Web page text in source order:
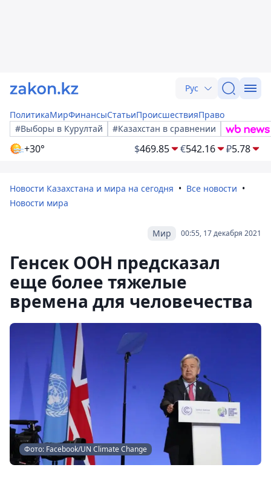
Рус
ПолитикаМирФинансыСтатьиПроисшествияПраво
#Выборы в Курултай
#Казахстан в сравнении
+30° $469.85 €542.16 ₽5.78
Новости Казахстана и мира на сегодня
Все новости
Новости мира
00:55, 17 декабря 2021
Мир
Генсек ООН предсказал
еще более тяжелые
времена для человечества
Фото: Facebook/UN Climate Change